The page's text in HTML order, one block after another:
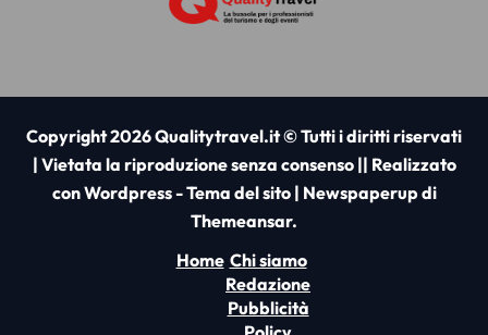
Copyright 2026 Qualitytravel.it © Tutti i diritti riservati
| Vietata la riproduzione senza consenso || Realizzato
con Wordpress - Tema del sito | Newspaperup di
Themeansar.
Home Chi siamo
Redazione
Pubblicità